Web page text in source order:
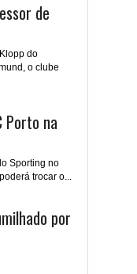
de
do
o clube
Porto na
Sporting no
trocar o...
por